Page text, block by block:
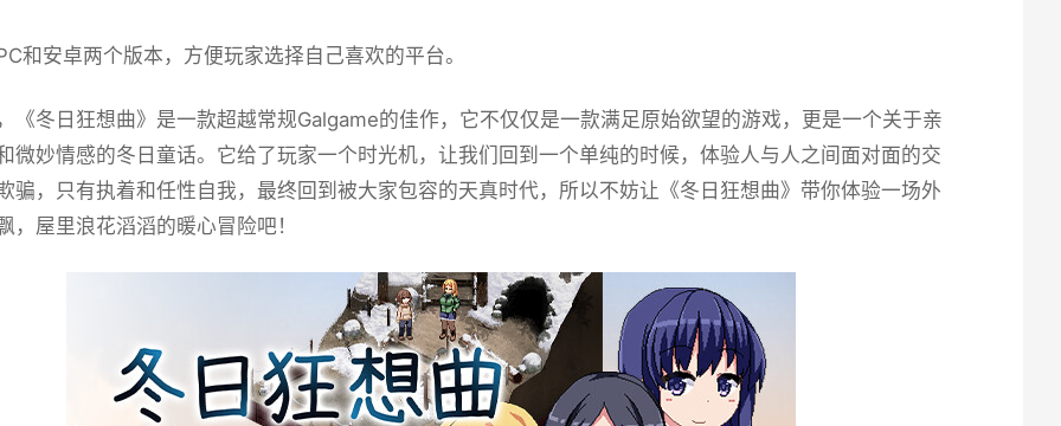
和安卓两个版本，方便玩家选择自己喜欢的平台。
《冬日狂想曲》是一款​​超越常规Galgame的佳作​​，它不仅仅是一款满足原始欲望的游戏，更是一个关于亲
微妙情感的冬日童话。它给了玩家一个时光机，让我们回到一个单纯的时候，体验人与人之间面对面的交
骗，只有执着和任性自我，最终回到被大家包容的天真时代，所以不妨让《冬日狂想曲》带你体验一场​​外
，屋里浪花滔滔​​的暖心冒险吧！